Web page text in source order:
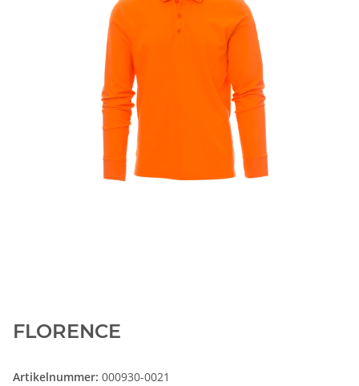
FLORENCE
Artikelnummer: 000930-0021